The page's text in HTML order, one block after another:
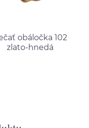
obáločka 102
zlato-hnedá